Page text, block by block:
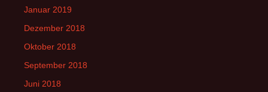
Januar 2019
Dezember 2018
Oktober 2018
September 2018
Juni 2018